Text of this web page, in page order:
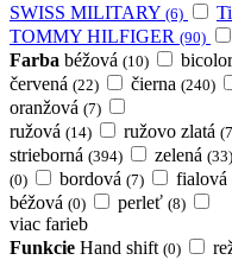
SWISS MILITARY (6)
TOMMY HILFIGER (90)
Farba béžová (10)
červená (22) čierna (240)
oranžová (7)
ružová (14) ružovo zlatá
strieborná (394) zelená (33)
(0) bordová (7) fialová
béžová (0) perleť (8)
viac farieb
Funkcie Hand shift (0)